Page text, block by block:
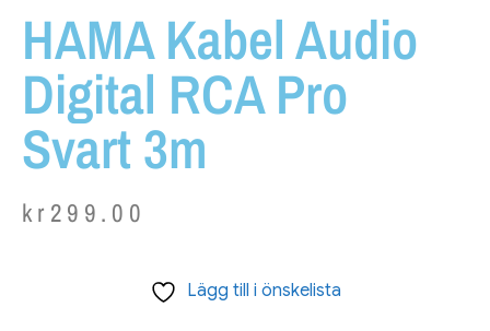
HAMA Kabel Audio
Digital RCA Pro
Svart 3m
kr 299.00
Lägg till i önskelista